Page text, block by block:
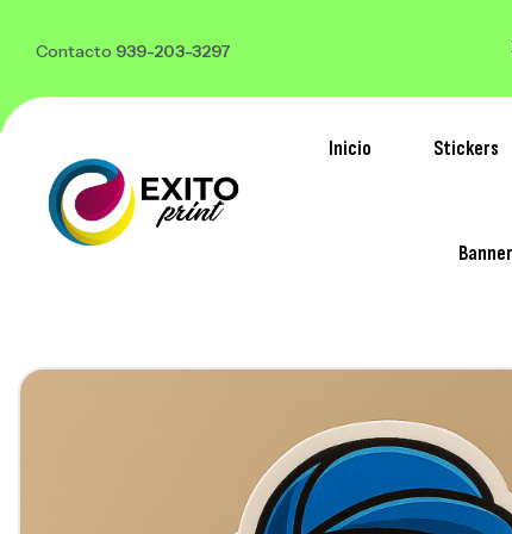
Contacto 939-203-3297
mas y te regalamos 100 *Solo Laminados y Dye
Inicio Stickers